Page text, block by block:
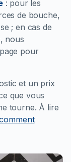
: pour les
de bouche,
; en cas de
nous
pour
et un prix
que vous
tourne. À lire